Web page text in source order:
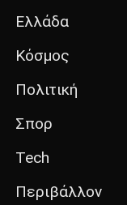
Ελλάδα
Κόσμος
Πολιτική
Σπορ
Tech
Περιβάλλον